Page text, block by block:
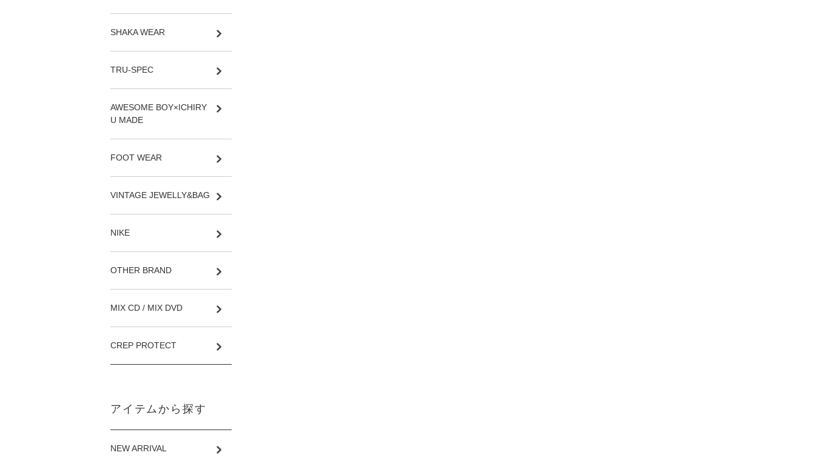
SHAKA WEAR
TRU-SPEC
AWESOME BOY×ICHIRY
U MADE
FOOT WEAR
VINTAGE JEWELLY&BAG
NIKE
OTHER BRAND
MIX CD / MIX DVD
CREP PROTECT
アイテムから探す
NEW ARRIVAL